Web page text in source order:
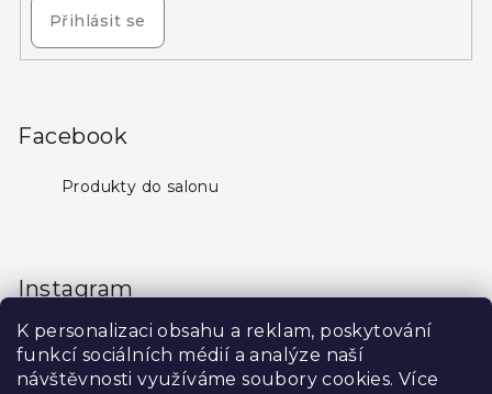
K personalizaci obsahu a reklam, poskytování
funkcí sociálních médií a analýze naší
návštěvnosti využíváme soubory cookies. Více
Přihlásit se
Facebook
Produkty do salonu
Instagram